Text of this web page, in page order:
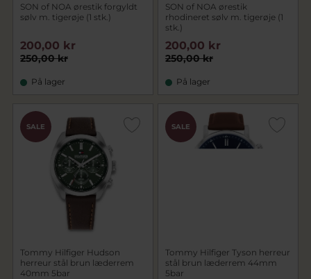
SON of NOA ørestik forgyldt
sølv m. tigerøje (1 stk.)
250,00 kr
200,00 kr
På lager
SON of NOA ørestik
rhodineret sølv m. tigerøje (1
stk.)
250,00 kr
200,00 kr
På lager
SALE
Tommy Hilfiger Hudson
herreur stål brun læderrem
40mm 5bar
SALE
Tommy Hilfiger Tyson herreur
stål brun læderrem 44mm
5bar